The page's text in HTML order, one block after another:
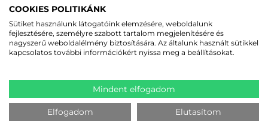
az alkalmazások futtatása, nő a termelékenység. Az asztali
számítógéphez hasonló teljesítményt nyújt még a legnagyobb
igényű multimédiás alkalmazások esetén is.
Memória:a memória jelentős növelése elősegíti az alkalmazások
feldolgozási sebességét, bőséges helyet biztosítva az adatoknak,
programoknak. Az MC9190-hez képest alapkiépítésben is
Kijelző:a Gorilla Glass kijelző növeli a szkenner tartósságát,
továbbá meggátolja a karcolások kialakulását. A sérülésekre
gyakorlatilag érzéketlen üveg törés vagy karcolódás nélkül
ellenáll a leggyakoribb leejtéseknek.
IST (Interactive Sensor Technology) (opcionális):lehetővé teszi,
COOKIES POLITIKÁNK
Sütiket használunk látogatóink elemzésére, weboldalunk
fejlesztésére, személyre szabott tartalom megjelenítésére és
nagyszerű weboldalélmény biztosítására. Az általunk használt sütikkel
kapcsolatos további információkért nyissa meg a beállításokat.
Mindent elfogadom
Elfogadom Elutasítom